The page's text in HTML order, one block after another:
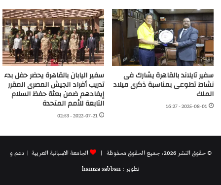
سفير تايلاند بالقاهرة يشارك فى
نشاط تطوعى بمناسبة ذكرى ميلاد
الملك
2025-08-01 - 16:27
سفير اليابان بالقاهرة يحضر حفل بدء
تدريب أفراد الجيش المصرى المقرر
إيفادهم ضمن بعثة حفظ السلام
التابعة للأمم المتحدة
2022-07-21 - 02:53
© حقوق النشر 2026، جميع الحقوق محفوظة | الجامعة الاسبانية العريية | دعم و
تطوير : hamza sabban